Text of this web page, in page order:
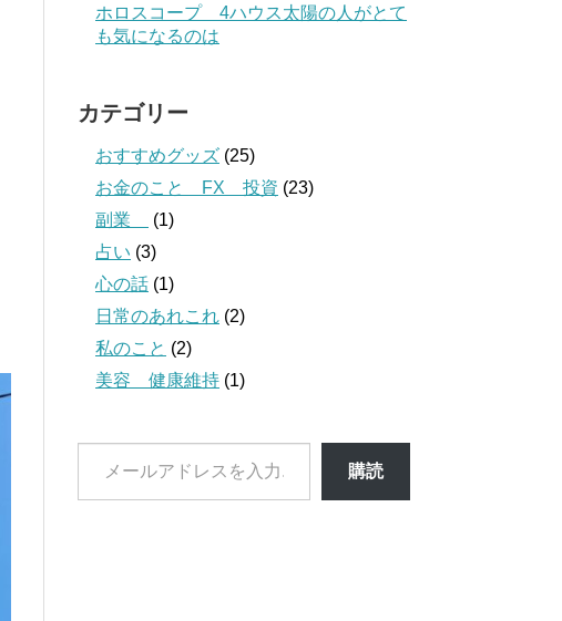
ホロスコープ 4ハウス太陽の人がとて
も気になるのは
カテゴリー
おすすめグッズ (25)
お金のこと FX 投資 (23)
副業
(1)
占い (3)
心の話 (1)
日常のあれこれ (2)
私のこと (2)
美容 健康維持 (1)
ル
購読